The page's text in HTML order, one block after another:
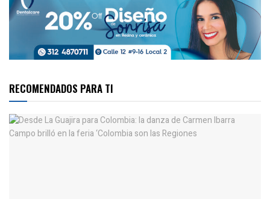
RECOMENDADOS PARA TI